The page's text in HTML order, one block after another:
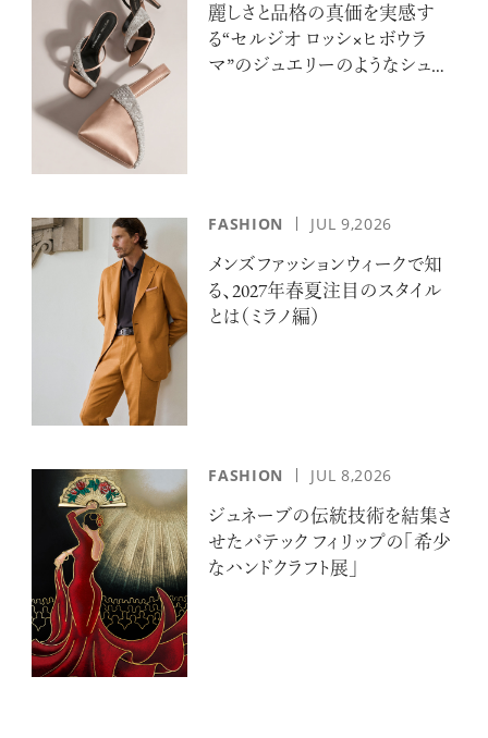
麗しさと品格の真価を実感す
る“セルジオ ロッシ×ヒボウラ
マ”のジュエリーのようなシュー
FASHION JUL 9,2026
メンズファッションウィークで知
る、2027年春夏注目のスタイル
とは（ミラノ編）
FASHION JUL 8,2026
ジュネーブの伝統技術を結集さ
せたパテック フィリップの「希少
なハンドクラフト展」